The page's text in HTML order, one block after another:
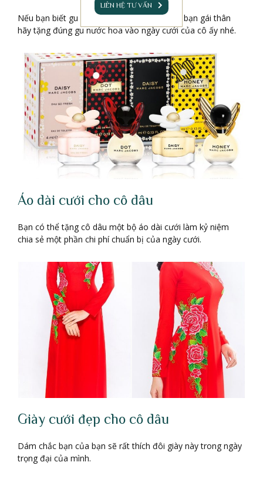
LIÊN HỆ TƯ VẤN
Nếu bạn biết gu nước hoa yêu thích của cô bạn gái thân
hãy tặng đúng gu nước hoa vào ngày cưới của cô ấy nhé.
Áo dài cưới cho cô dâu
Bạn có thể tặng cô dâu một bộ áo dài cưới làm kỷ niệm
chia sẻ một phần chi phí chuẩn bị của ngày cưới.
Giày cưới đẹp cho cô dâu
Dám chắc bạn của bạn sẽ rất thích đôi giày này trong ngày
trọng đại của mình.